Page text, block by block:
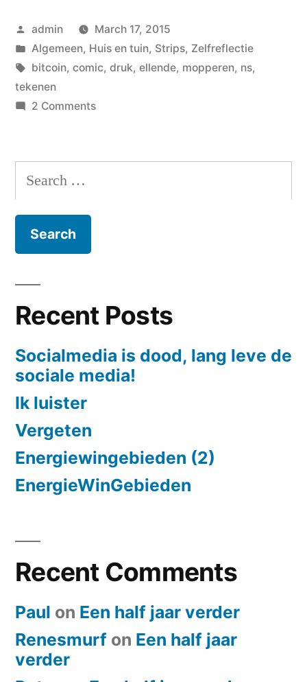
Posted
by
admin
March 17, 2015
Posted
in
Algemeen, Huis en tuin, Strips, Zelfreflectie
Tags:
bitcoin, comic, druk, ellende, mopperen, ns,
tekenen
2 Commentson
het
Search
for:
Recent Posts
Socialmedia is dood, lang leve de
sociale media!
Ik luister
Vergeten
Energiewingebieden (2)
EnergieWinGebieden
Recent Comments
Paul on Een half jaar verder
Renesmurf on Een half jaar
verder